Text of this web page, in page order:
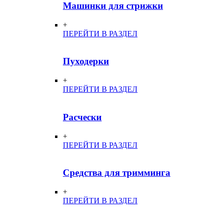
Машинки для стрижки
+
ПЕРЕЙТИ В РАЗДЕЛ
Пуходерки
+
ПЕРЕЙТИ В РАЗДЕЛ
Расчески
+
ПЕРЕЙТИ В РАЗДЕЛ
Средства для тримминга
+
ПЕРЕЙТИ В РАЗДЕЛ